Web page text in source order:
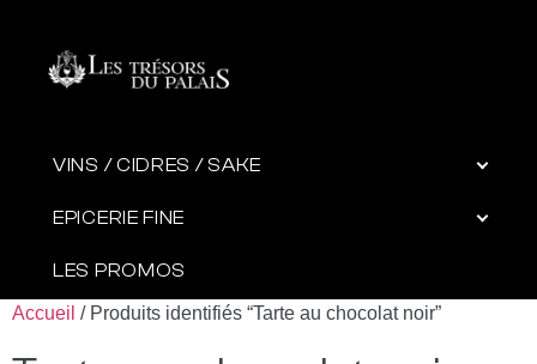
VINS / CIDRES / SAKE
EPICERIE FINE
LES PROMOS
Accueil / Produits identifiés “Tarte au chocolat noir”